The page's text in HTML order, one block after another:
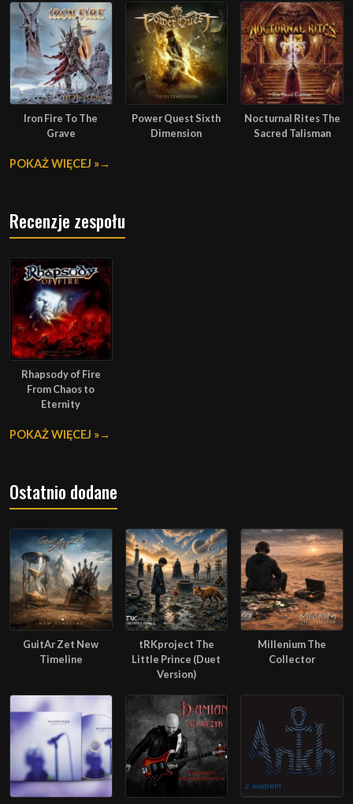
Iron Fire To The
Grave
Power Quest Sixth
Dimension
Nocturnal Rites The
Sacred Talisman
POKAŻ WIĘCEJ »
Recenzje zespołu
Rhapsody of Fire
From Chaos to
Eternity
POKAŻ WIĘCEJ »
Ostatnio dodane
GuitAr Zet New
Timeline
tRKproject The
Little Prince (Duet
Version)
Millenium The
Collector